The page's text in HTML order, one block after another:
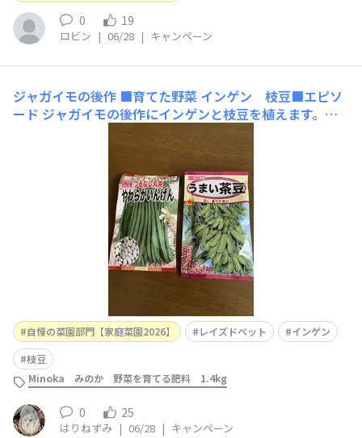
0 19
ロビン | 06/28 | キャンペーン
ジャガイモの後作 ■育てた野菜 インゲン 枝豆■エピソ
ード ジャガイモの後作にインゲンと枝豆を植えます。収
ようにネットをかけます。インゲンは予定どうり植えるこ
とができました。枝豆は失敗です。残っ
自慢の菜園部門【家庭菜園2026】 レイズドベット
インゲン
枝豆
Minoka みのか 野菜を育てる肥料 1.4kg
0 25
はりねずみ | 06/28 | キャンペーン